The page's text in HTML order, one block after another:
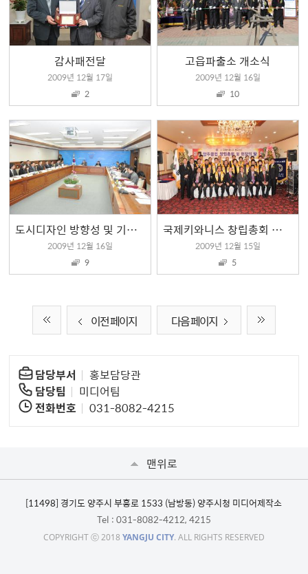
감사패전달
2009년 12월 17일
2
고읍파출소 개소식
2009년 12월 16일
10
도시디자인 방향성 및 기본계획 1차 중간보고 / 경관위원회 위촉식
2009년 12월 16일
9
국제키와니스 창립총회 및 헌장의 밤
2009년 12월 15일
5
이전 페이지 다음 페이지
담당부서
홍보담당관
담당팀
미디어팀
전화번호
031-8082-4215
맨위로
[11498] 경기도 양주시 부흥로 1533 (남방동) 양주시청 미디어제작소
Tel : 031-8082-4212, 4215
COPYRIGHT ⓒ 2018 YANGJU CITY. ALL RIGHTS RESERVED